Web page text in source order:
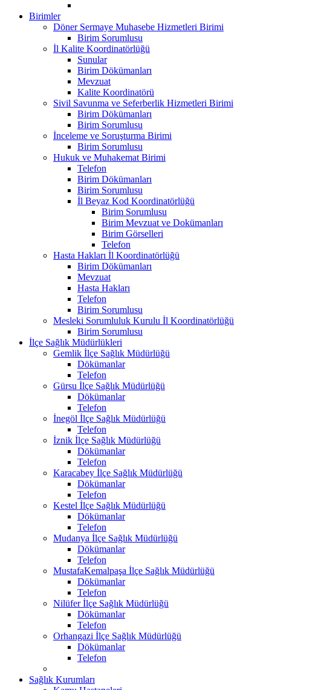
Birimler
Döner Sermaye Muhasebe Hizmetleri Birimi
Birim Sorumlusu
İl Kalite Koordinatörlüğü
Sunular
Birim Dökümanları
Mevzuat
Kalite Koordinatörü
Sivil Savunma ve Seferberlik Hizmetleri Birimi
Birim Dökümanları
Birim Sorumlusu
İnceleme ve Soruşturma Birimi
Birim Sorumlusu
Hukuk ve Muhakemat Birimi
Telefon
Birim Dökümanları
Birim Sorumlusu
İl Beyaz Kod Koordinatörlüğü
Birim Sorumlusu
Birim Mevzuat ve Dokümanları
Birim Görselleri
Telefon
Hasta Hakları İl Koordinatörlüğü
Birim Dökümanları
Mevzuat
Hasta Hakları
Telefon
Birim Sorumlusu
Mesleki Sorumluluk Kurulu İl Koordinatörlüğü
Birim Sorumlusu
İlçe Sağlık Müdürlükleri
Gemlik İlçe Sağlık Müdürlüğü
Dökümanlar
Telefon
Gürsu İlçe Sağlık Müdürlüğü
Dökümanlar
Telefon
İnegöl İlçe Sağlık Müdürlüğü
Telefon
İznik İlçe Sağlık Müdürlüğü
Dökümanlar
Telefon
Karacabey İlçe Sağlık Müdürlüğü
Dökümanlar
Telefon
Kestel İlçe Sağlık Müdürlüğü
Dökümanlar
Telefon
Mudanya İlçe Sağlık Müdürlüğü
Dökümanlar
Telefon
MustafaKemalpaşa İlçe Sağlık Müdürlüğü
Dökümanlar
Telefon
Nilüfer İlçe Sağlık Müdürlüğü
Dökümanlar
Telefon
Orhangazi İlçe Sağlık Müdürlüğü
Dökümanlar
Telefon
Sağlık Kurumları